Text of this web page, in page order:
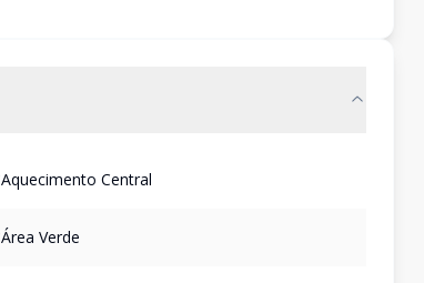
Aquecimento Central
Área Verde